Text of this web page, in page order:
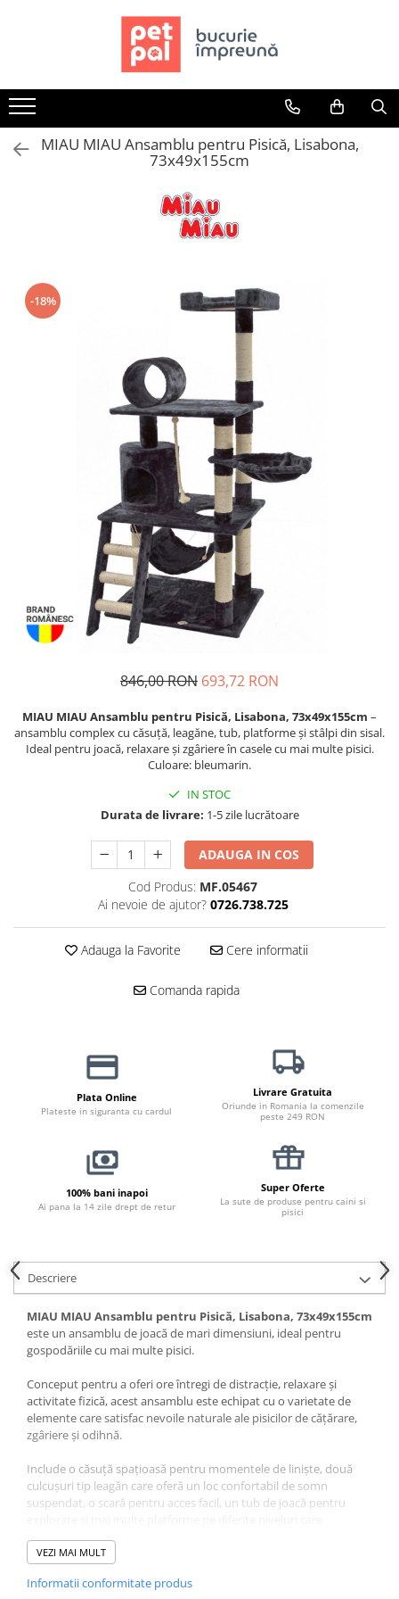
Câini
Hrană Uscată Câini
Câine Junior
Diete Veterinare Câini
Uscată
Covorașe Igienice Câini
Șampoane Câini
Antiparazitare Câini
Culcușuri & Saltele Câini
Castroane și Adapatori
Hrană Uscată Pisică
Hrană Umedă Pisică
Pisică Senior
Diete Veterinare Pisică
Uscată
Recompense Pisici
Pernuțe
Umede
Îngrijire Pisici
Așternut Igienic Pisici
Igienă Pisici
Vitamine Pisici
Perii & Piepteni Pisici
Accesorii Pisici
Culcușuri & Saltele Pisici
Ansambluri Pisici
Cuști & Genți Pisici
Litiere Pisici
Jucării Pisici
MIAU MIAU Ansamblu pentru Pisică, Lisabona,
73x49x155cm
-18%
846,00 RON 693,72 RON
MIAU MIAU Ansamblu pentru Pisică, Lisabona, 73x49x155cm –
ansamblu complex cu căsuță, leagăne, tub, platforme și stâlpi din sisal.
Ideal pentru joacă, relaxare și zgâriere în casele cu mai multe pisici.
Culoare: bleumarin.
IN STOC
Durata de livrare: 1-5 zile lucrătoare
ADAUGA IN COS
Cod Produs: MF.05467
Ai nevoie de ajutor? 0726.738.725
Adauga la Favorite Cere informatii
Comanda rapida
Plata Online
Plateste in siguranta cu cardul
Livrare Gratuita
Oriunde in Romania la comenzile
peste 249 RON
100% bani inapoi
Ai pana la 14 zile drept de retur
Super Oferte
La sute de produse pentru caini si
pisici
Descriere
MIAU MIAU Ansamblu pentru Pisică, Lisabona, 73x49x155cm
este un ansamblu de joacă de mari dimensiuni, ideal pentru
gospodăriile cu mai multe pisici.
Conceput pentru a oferi ore întregi de distracție, relaxare și
activitate fizică, acest ansamblu este echipat cu o varietate de
elemente care satisfac nevoile naturale ale pisicilor de cățărare,
zgâriere și odihnă.
Include o căsuță spațioasă pentru momentele de liniște, două
culcușuri tip leagăn care oferă un loc confortabil de somn
suspendat, o scară pentru acces facil, un tub de joacă pentru
stimulează mișcarea și curiozitatea. Stâlpii solizi acoperiți cu sisal
oferă o suprafață ideală pentru toaletarea ghearelor, contribuind
VEZI MAI MULT
Informatii conformitate produs